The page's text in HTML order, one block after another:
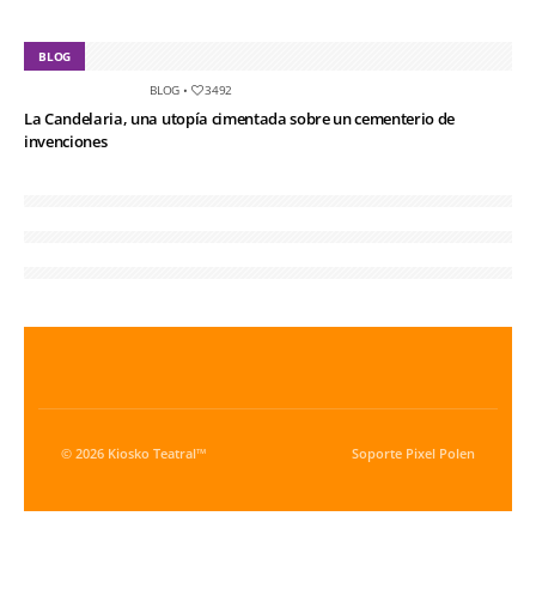
BLOG
BLOG • 3492
La Candelaria, una utopía cimentada sobre un cementerio de
invenciones
© 2026 Kiosko Teatral™ Soporte Pixel Polen